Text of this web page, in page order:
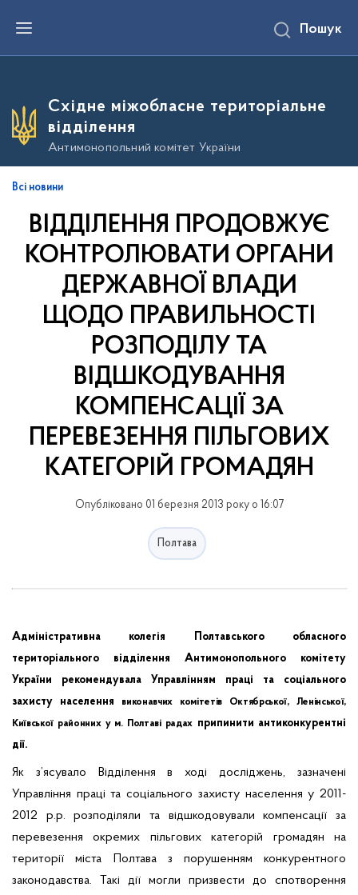
е
о
о
в
Пошук
Східне міжобласне територіальне
відділення
Антимонопольний комітет України
Всі новини
ВІДДІЛЕННЯ ПРОДОВЖУЄ
КОНТРОЛЮВАТИ ОРГАНИ
ДЕРЖАВНОЇ ВЛАДИ
ЩОДО ПРАВИЛЬНОСТІ
РОЗПОДІЛУ ТА
ВІДШКОДУВАННЯ
КОМПЕНСАЦІЇ ЗА
ПЕРЕВЕЗЕННЯ ПІЛЬГОВИХ
КАТЕГОРІЙ ГРОМАДЯН
Опубліковано 01 березня 2013 року о 16:07
Полтава
Адміністративна колегія Полтавського обласного
територіального відділення Антимонопольного комітету
України рекомендувала Управлінням праці та соціального
захисту населення
виконавчих комітетів Октябрської, Ленінської,
Київської районних у м. Полтаві радах припинити антиконкурентні
дії.
Як з’ясувало Відділення в ході досліджень, зазначені
Управління праці та соціального захисту населення у 2011-
2012 р.р. розподіляли та відшкодовували компенсації за
перевезення окремих пільгових категорій громадян на
території міста Полтава з
порушенням конкурентного
законодавства. Такі дії могли призвести до спотворення